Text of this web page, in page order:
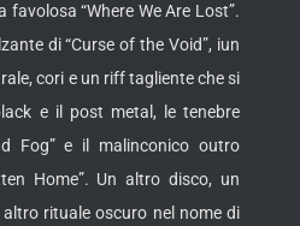
“Where We Are Lost”.
di “Curse of the Void”, iun
cori e un riff tagliente che si
e il post metal, le tenebre
Fog” e il malinconico outro
Home”. Un altro disco, un
rituale oscuro nel nome di